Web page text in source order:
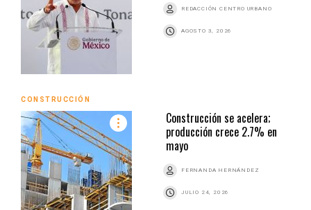
REDACCIÓN CENTRO URBANO
AGOSTO 3, 2026
CONSTRUCCIÓN
Construcción se acelera;
producción crece 2.7% en
mayo
FERNANDA HERNÁNDEZ
JULIO 24, 2026